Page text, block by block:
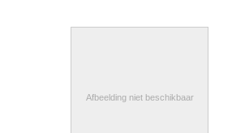
Afbeelding niet beschikbaar